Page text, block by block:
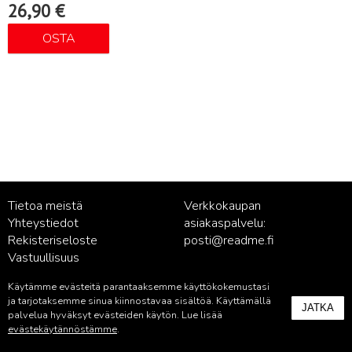
26,90 €
OSTA
Tietoa meistä
Yhteystiedot
Rekisteriseloste
Vastuullisuus
Verkkokaupan
asiakaspalvelu:
posti@readme.fi
Kustantamon asiakaspalvelu:
palvelu@readme.fi
Käytämme evästeitä parantaaksemme käyttökokemustasi
ja tarjotaksemme sinua kiinnostavaa sisältöä. Käyttämällä
palvelua hyväksyt evästeiden käytön. Lue lisää
evästekäytännöstämme.
JATKA